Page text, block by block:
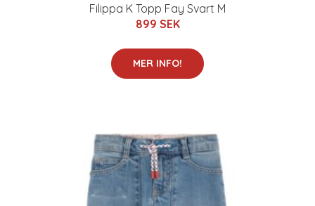
Filippa K Topp Fay Svart M
899 SEK
MER INFO!